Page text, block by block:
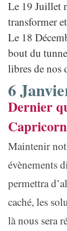
Le 19 Juillet
transformer
Le 18
bout du
libres de nos
6
Dernier
Maintenir
évènements
permettra
caché, les
là nous sera